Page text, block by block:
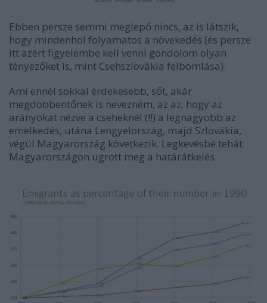
Ebben persze semmi meglepő nincs, az is látszik,
hogy mindenhol folyamatos a növekedés (és persze
itt azért figyelembe kell venni gondolom olyan
tényezőket is, mint Csehszlovákia felbomlása).
Ami ennél sokkal érdekesebb, sőt, akár
megdöbbentőnek is nevezném, az az, hogy az
arányokat nézve a cseheknél (!!) a legnagyobb az
emelkedés, utána Lengyelország, majd Szlovákia,
végül Magyarország következik. Legkevésbé tehát
Magyarországon ugrott meg a határátkelés.